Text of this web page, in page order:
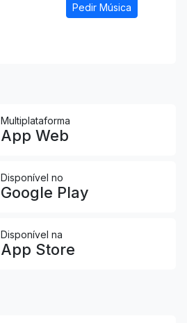
Pedir Música
Multiplataforma
App Web
Disponível no
Google Play
Disponível na
App Store